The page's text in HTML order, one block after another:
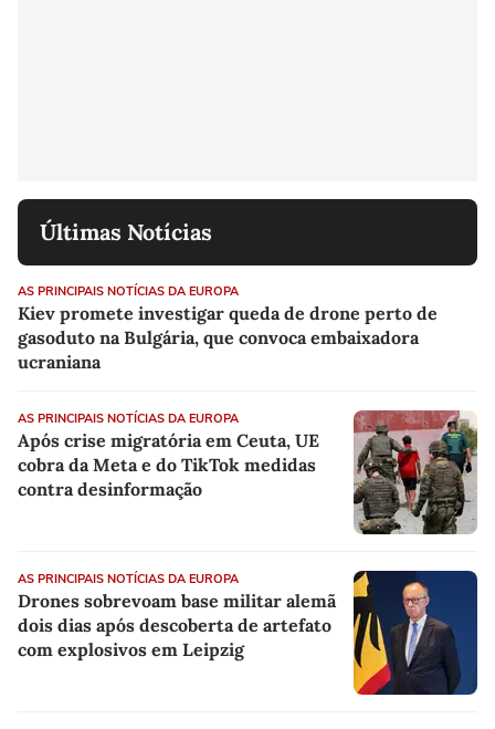
Últimas Notícias
AS PRINCIPAIS NOTÍCIAS DA EUROPA
Kiev promete investigar queda de drone perto de
gasoduto na Bulgária, que convoca embaixadora
ucraniana
AS PRINCIPAIS NOTÍCIAS DA EUROPA
Após crise migratória em Ceuta, UE
cobra da Meta e do TikTok medidas
contra desinformação
AS PRINCIPAIS NOTÍCIAS DA EUROPA
Drones sobrevoam base militar alemã
dois dias após descoberta de artefato
com explosivos em Leipzig